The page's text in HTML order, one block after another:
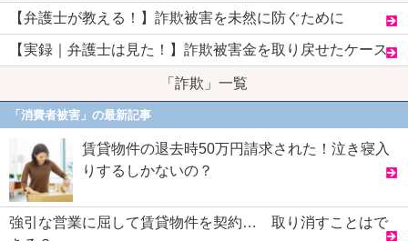
【弁護士が教える！】詐欺被害を未然に防ぐために
【実録｜弁護士は見た！】詐欺被害金を取り戻せたケース
「詐欺」一覧
「消費者被害」の最新記事
賃貸物件の退去時50万円請求された！泣き寝入
りするしかないの？
強引な営業に屈して賃貸物件を契約… 取り消すことはで